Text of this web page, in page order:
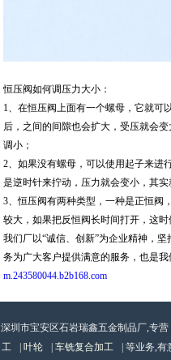
恒压阀如何调压力大小：
1、在恒压阀上面有一个螺母，它就可
后，之间的间隙也会扩大，受压就会
调小；
2、如果没有螺母，可以使用起子来进
是逆时针来拧动，压力就会变小，其
3、恒压阀有两种类型，一种是正恒阀
较大，如果把反恒阀长时间打开，这时
我们厂以“诚信、创新”为企业精神，
务为广大客户提供满意的服务，也是我
m.243580044.b2b168.com
深圳市宝安区石岩瑞鑫五金制品厂,专营
工
叶轮 车铣复合加工 | 等业务,